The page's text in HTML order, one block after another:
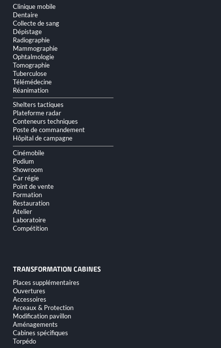
Aller
au
contenu
Clinique mobile
Dentaire
Collecte de sang
Dépistage
Radiographie
Mammographie
Ophtalmologie
Tomographie
Tuberculose
Télémédecine
Réanimation
Shelters tactiques
Plateforme radar
Conteneurs techniques
Poste de commandement
Hôpital de campagne
Cinémobile
Podium
Showroom
Car régie
Point de vente
Formation
Restauration
Atelier
Laboratoire
Compétition
TRANSFORMATION CABINES
Aller
au
contenu
Places supplémentaires
Ouvertures
Accessoires
Arceaux & Protection
Modification pavillon
Aménagements
Cabines spécifiques
Torpédo